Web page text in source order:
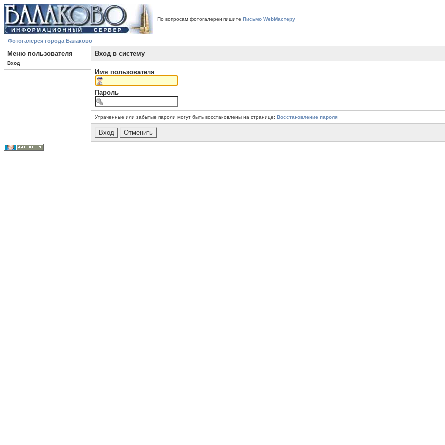
По вопросам фотогалереи пишите Письмо WebМастеру
Фотогалерея города Балаково
Меню пользователя
Вход
Вход в систему
Имя пользователя
Пароль
Утраченные или забытые пароли могут быть восстановлены на странице: Восстановление пароля